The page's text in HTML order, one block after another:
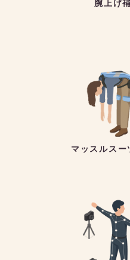
腕上げ
マッスルス